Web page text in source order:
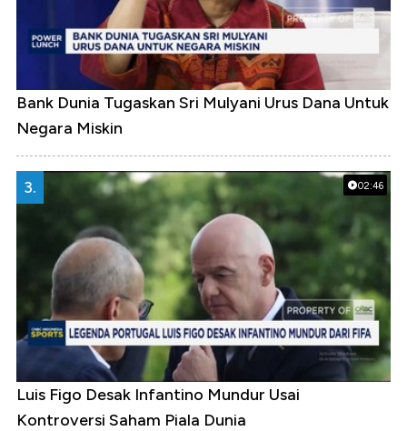
Bank Dunia Tugaskan Sri Mulyani Urus Dana Untuk
Negara Miskin
02:46
3.
Luis Figo Desak Infantino Mundur Usai
Kontroversi Saham Piala Dunia